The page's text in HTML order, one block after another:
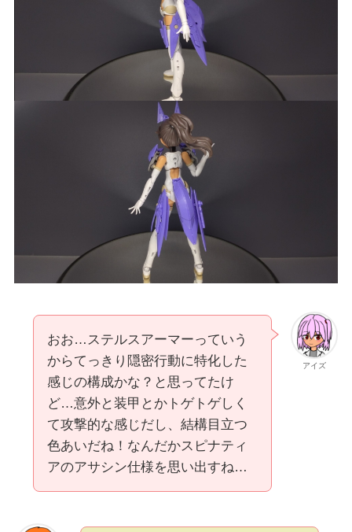
アイズ
おお…ステルスアーマーっていう
からてっきり隠密行動に特化した
感じの構成かな？と思ってたけ
ど…意外と装甲とかトゲトゲしく
て攻撃的な感じだし、結構目立つ
色あいだね！なんだかスピナティ
アのアサシン仕様を思い出すね…